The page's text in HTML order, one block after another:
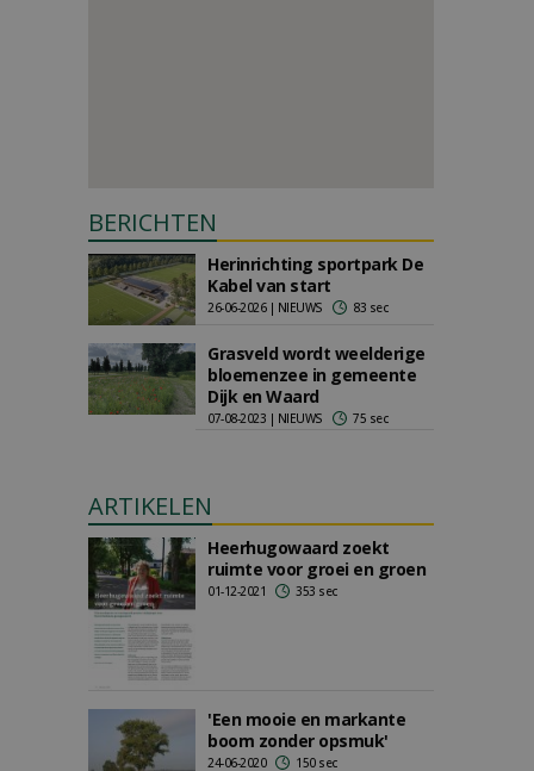
BERICHTEN
Herinrichting sportpark De
Kabel van start
26-06-2026 | NIEUWS 83 sec
Grasveld wordt weelderige
bloemenzee in gemeente
Dijk en Waard
07-08-2023 | NIEUWS 75 sec
ARTIKELEN
Heerhugowaard zoekt
ruimte voor groei en groen
01-12-2021 353 sec
'Een mooie en markante
boom zonder opsmuk'
24-06-2020 150 sec